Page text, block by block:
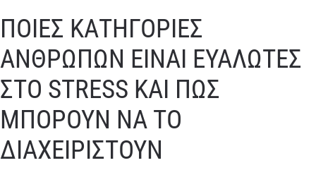
ΠΟΙΕΣ ΚΑΤΗΓΟΡΙΕΣ
ΑΝΘΡΩΠΩΝ ΕΙΝΑΙ ΕΥΑΛΩΤΕΣ
ΣΤΟ STRESS ΚΑΙ ΠΩΣ
ΜΠΟΡΟΥΝ ΝΑ ΤΟ
ΔΙΑΧΕΙΡΙΣΤΟΥΝ